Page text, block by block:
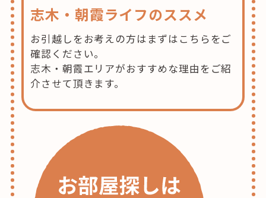
志木・朝霞ライフのススメ
お引越しをお考えの方はまずはこちらをご
確認ください。
志木・朝霞エリアがおすすめな理由をご紹
介させて頂きます。